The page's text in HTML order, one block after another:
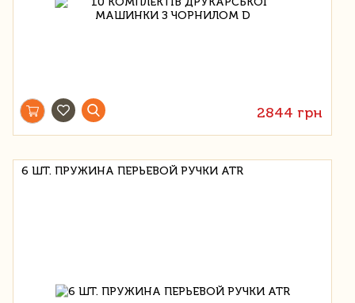
2844 грн
6 ШТ. ПРУЖИНА ПЕРЬЕВОЙ РУЧКИ ATR